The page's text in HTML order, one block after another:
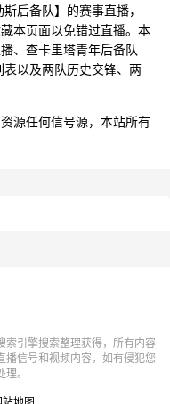
后备队】的赛事直播，
本页面以免错过直播。本
、查卡里塔青年后备队
以及两队历史交锋、两
源任何信号源，本站所有
索引擎搜索整理获得，所有内容
播信号和视频内容，如有侵犯您
。